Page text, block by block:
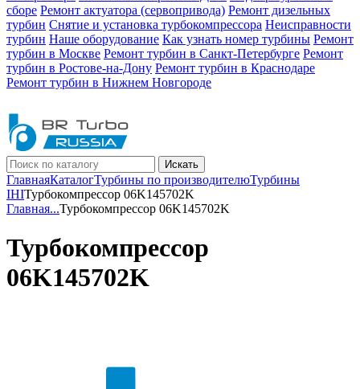
сборе Ремонт актуатора (сервопривода) Ремонт дизельных
турбин Снятие и установка турбокомпрессора Неисправности
турбин Наше оборудование Как узнать номер турбины Ремонт
турбин в Москве Ремонт турбин в Санкт-Петербурге Ремонт
турбин в Ростове-на-Дону Ремонт турбин в Краснодаре
Ремонт турбин в Нижнем Новгороде
Искать
ГлавнаяКаталогТурбины по производителюТурбины
IHIТурбокомпрессор 06K145702K
Главная...Турбокомпрессор 06K145702K
Турбокомпрессор
06K145702K